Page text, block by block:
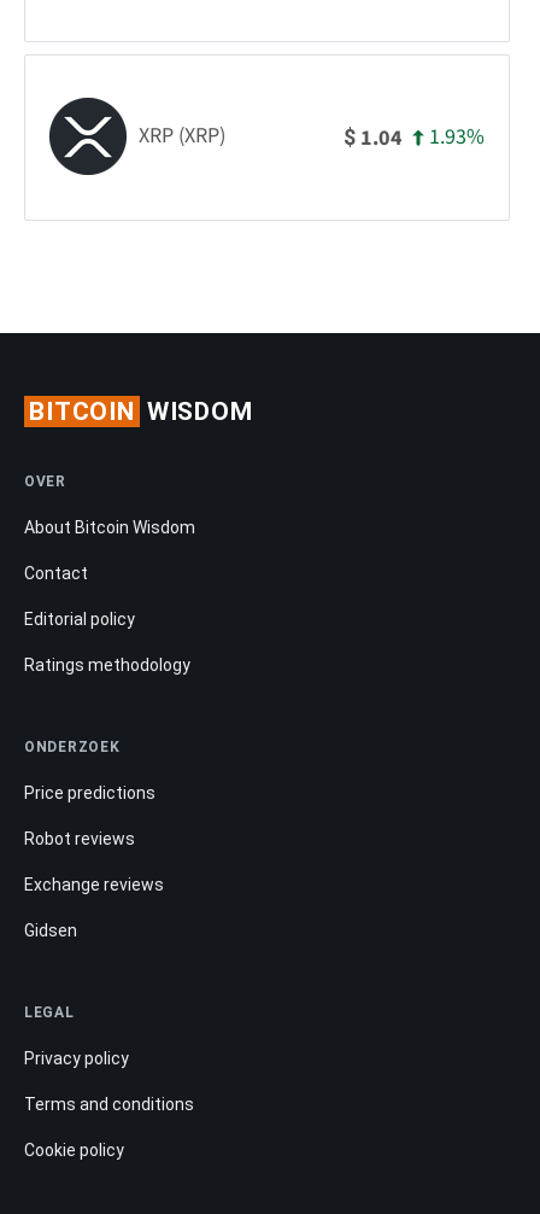
XRP (XRP) $ 1.04 1.93%
BITCOIN WISDOM
OVER
About Bitcoin Wisdom
Contact
Editorial policy
Ratings methodology
ONDERZOEK
Price predictions
Robot reviews
Exchange reviews
Gidsen
LEGAL
Privacy policy
Terms and conditions
Cookie policy